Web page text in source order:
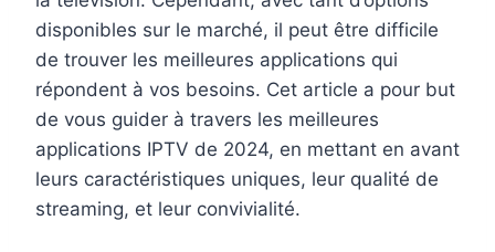
disponibles sur le marché, il peut être difficile
de trouver les meilleures applications qui
répondent à vos besoins. Cet article a pour but
de vous guider à travers les meilleures
applications IPTV de 2024, en mettant en avant
leurs caractéristiques uniques, leur qualité de
streaming, et leur convivialité.